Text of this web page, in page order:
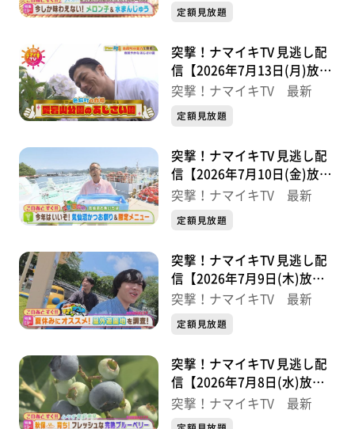
定額見放題
突撃！ナマイキTV 見逃し配
信【2026年7月13日(月)放送
分】
突撃！ナマイキTV 最新
定額見放題
突撃！ナマイキTV 見逃し配
信【2026年7月10日(金)放送
分】
突撃！ナマイキTV 最新
定額見放題
突撃！ナマイキTV 見逃し配
信【2026年7月9日(木)放送
分】
突撃！ナマイキTV 最新
定額見放題
突撃！ナマイキTV 見逃し配
信【2026年7月8日(水)放送
分】
突撃！ナマイキTV 最新